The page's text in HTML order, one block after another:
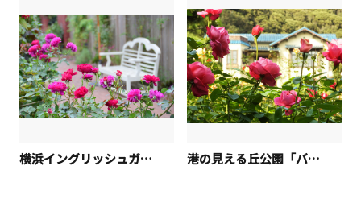
横浜イングリッシュガーデン「すこし休憩」 港の見える丘公園「バラと洋館」.jpg